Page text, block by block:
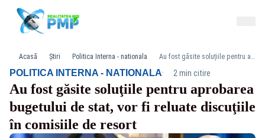
Acasă Știri Politica Interna - nationala Au fost găsite soluţiile pentru aprobarea bugetului de stat, vor fi reluate discuţiile în comisiile de resort
POLITICA INTERNA - NATIONALA· 2 min citire
Au fost găsite soluţiile pentru aprobarea
bugetului de stat, vor fi reluate discuţiile
în comisiile de resort